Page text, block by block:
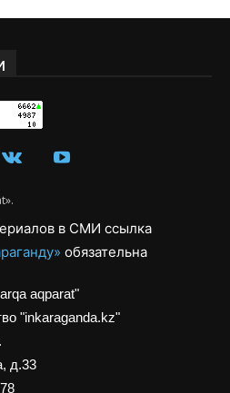
в СМИ ссылка
обязательна
aqparat"
"inkaraganda.kz"
д.33